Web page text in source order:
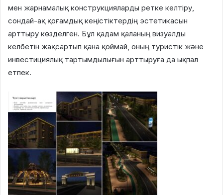
мен жарнамалық конструкцияларды ретке келтіру,
сондай-ақ қоғамдық кеңістіктердің эстетикасын
арттыру көзделген. Бұл қадам қаланың визуалды
келбетін жақсартып қана қоймай, оның туристік және
инвестициялық тартымдылығын арттыруға да ықпал
етпек.